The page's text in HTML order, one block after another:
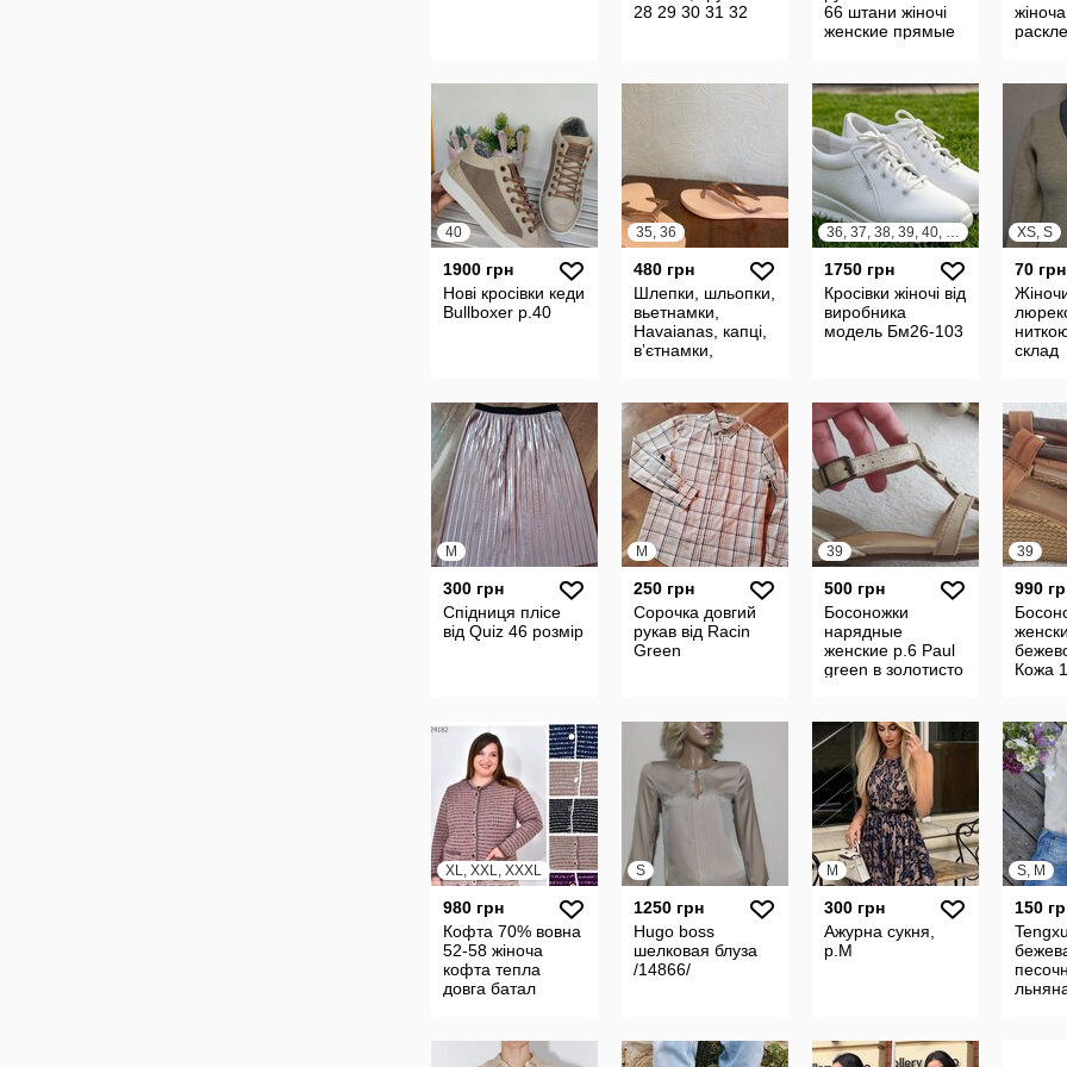
28 29 30 31 32
66 штани жіночі
женские прямые
батал 24220
40
1900 грн
Нові кросівки кеди
Bullboxer р.40
35, 36
480 грн
Шлепки, шльопки,
вьетнамки,
Havaianas, капці,
вʼєтнамки,
36, 37, 38, 39, 40, 41
1750 грн
Кросівки жіночі від
виробника
модель Бм26-103
XS, S
70 грн
склад
M
300 грн
Спідниця плісе
від Quiz 46 розмір
M
250 грн
Сорочка довгий
рукав від Racin
Green
39
500 грн
Босоножки
нарядные
женские р.6 Paul
green в золотисто
39
990
Кожа
XL, XXL, XXXL
980 грн
Кофта 70% вовна
52-58 жіноча
кофта тепла
довга батал
24179
S
1250 грн
Hugo boss
шелковая блуза
/14866/
M
300 грн
Ажурна сукня,
р.М
S, M
150